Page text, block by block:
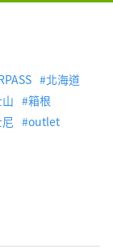
北海道
箱根
outlet